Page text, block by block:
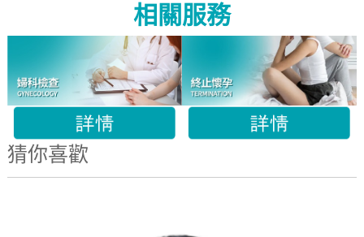
相關服務
猜你喜歡